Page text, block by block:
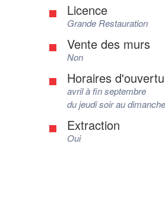
Licence
Grande Restauration
Vente des murs
Non
Horaires
avril à fin septembre
du jeudi soir au
Extraction
Oui